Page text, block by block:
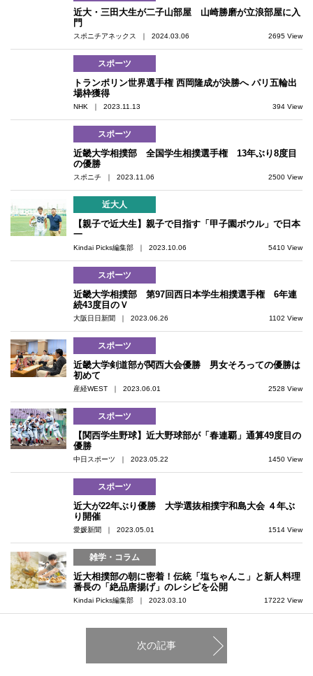
近大・三田大生が二子山部屋 山崎勝磨が立浪部屋に入
門
スポニチアネックス ｜ 2024.03.06 2695 View
スポーツ
トランポリン世界選手権 西岡隆成が決勝へ パリ五輪出
場枠獲得
NHK ｜ 2023.11.13 394 View
スポーツ
近畿大学相撲部 全国学生相撲選手権 13年ぶり8度目
の優勝
スポニチ ｜ 2023.11.06 2500 View
近大人
【親子で近大生】親子で目指す「甲子園ボウル」で日本
一
Kindai Picks編集部 ｜ 2023.10.06 5410 View
スポーツ
近畿大学相撲部 第97回西日本学生相撲選手権 6年連
続43度目のＶ
大阪日日新聞 ｜ 2023.06.26 1102 View
スポーツ
近畿大学剣道部が関西大会優勝 男女そろっての優勝は
初めて
産経WEST ｜ 2023.06.01 2528 View
スポーツ
【関西学生野球】近大野球部が「春連覇」通算49度目の
優勝
中日スポーツ ｜ 2023.05.22 1450 View
スポーツ
近大が22年ぶり優勝 大学選抜相撲宇和島大会 ４年ぶ
り開催
愛媛新聞 ｜ 2023.05.01 1514 View
雑学・コラム
近大相撲部の朝に密着！伝統「塩ちゃんこ」と新人料理
番長の「絶品唐揚げ」のレシピを公開
Kindai Picks編集部 ｜ 2023.03.10 17222 View
次の記事